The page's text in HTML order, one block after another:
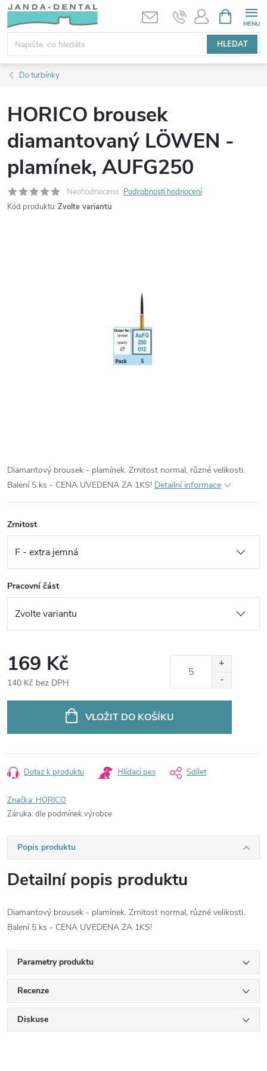
Přejít
obsah
HLEDAT
NÁKUPNÍ
KOŠÍK
Do turbínky
HORICO brousek
diamantovaný LÖWEN -
plamínek, AUFG250
Neohodnoceno Podrobnosti hodnocení
Kód produktu: Zvolte variantu
Diamantový brousek - plamínek. Zrnitost normal, různé velikosti.
Balení 5 ks - CENA UVEDENA ZA 1KS! Detailní informace
Zrnitost
Pracovní část
169 Kč
140 Kč bez DPH
VLOŽIT DO KOŠÍKU
Dotaz k produktu Hlídací pes Sdílet
Značka: HORICO
Záruka: dle podmínek výrobce
Popis produktu
Detailní popis produktu
Diamantový brousek - plamínek. Zrnitost normal, různé velikosti.
Balení 5 ks - CENA UVEDENA ZA 1KS!
Parametry produktu
Recenze
Diskuse